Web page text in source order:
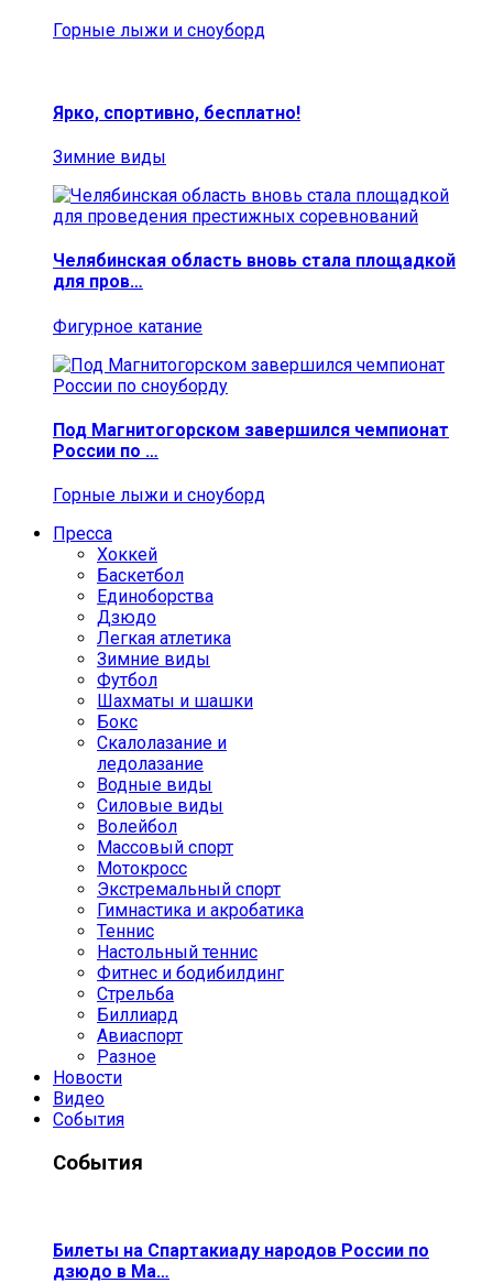
Горные лыжи и сноуборд
Ярко, спортивно, бесплатно!
Зимние виды
Челябинская область вновь стала площадкой
для пров…
Фигурное катание
Под Магнитогорском завершился чемпионат
России по …
Горные лыжи и сноуборд
Пресса
Хоккей
Баскетбол
Единоборства
Дзюдо
Легкая атлетика
Зимние виды
Футбол
Шахматы и шашки
Бокс
Скалолазание и
ледолазание
Водные виды
Силовые виды
Волейбол
Массовый спорт
Мотокросс
Экстремальный спорт
Гимнастика и акробатика
Теннис
Настольный теннис
Фитнес и бодибилдинг
Стрельба
Биллиард
Авиаспорт
Разное
Новости
Видео
События
События
Билеты на Спартакиаду народов России по
дзюдо в Ма…